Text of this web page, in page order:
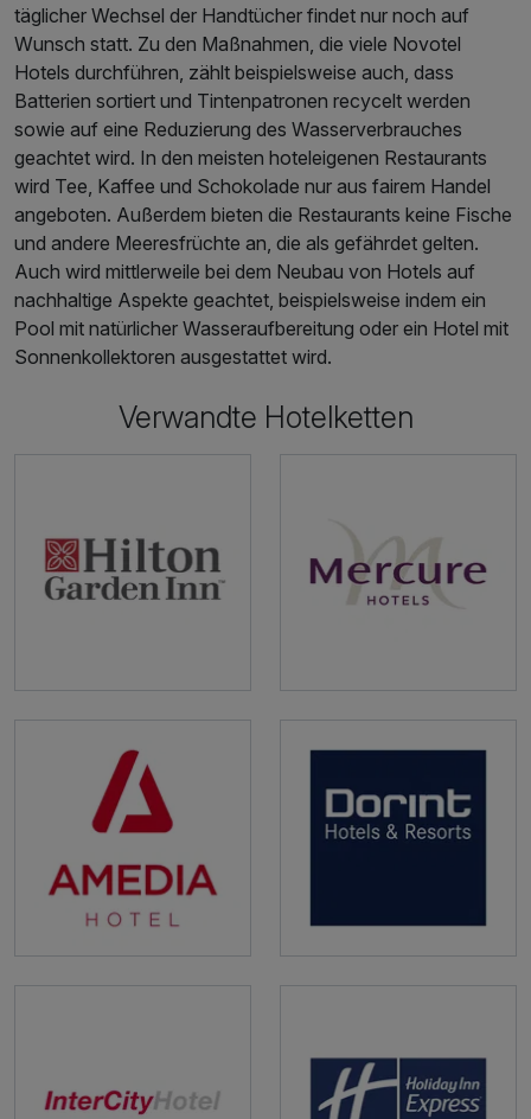
täglicher Wechsel der Handtücher findet nur noch auf
Wunsch statt. Zu den Maßnahmen, die viele Novotel
Hotels durchführen, zählt beispielsweise auch, dass
Batterien sortiert und Tintenpatronen recycelt werden
sowie auf eine Reduzierung des Wasserverbrauches
geachtet wird. In den meisten hoteleigenen Restaurants
wird Tee, Kaffee und Schokolade nur aus fairem Handel
angeboten. Außerdem bieten die Restaurants keine Fische
und andere Meeresfrüchte an, die als gefährdet gelten.
Auch wird mittlerweile bei dem Neubau von Hotels auf
nachhaltige Aspekte geachtet, beispielsweise indem ein
Pool mit natürlicher Wasseraufbereitung oder ein Hotel mit
Sonnenkollektoren ausgestattet wird.
Verwandte Hotelketten